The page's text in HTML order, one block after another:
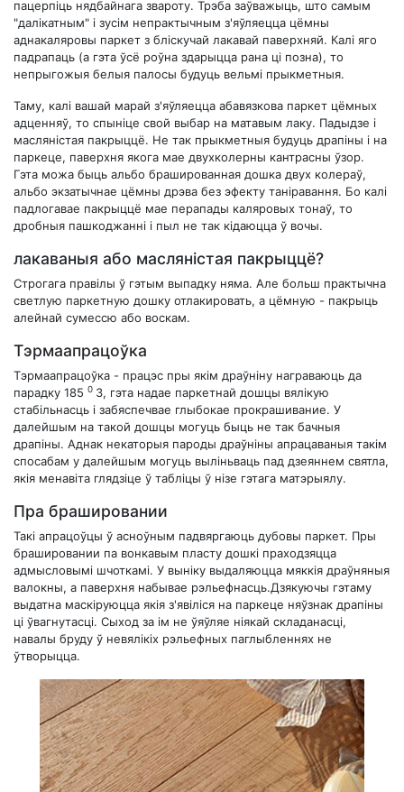
пацерпіць нядбайнага звароту. Трэба заўважыць, што самым
"далікатным" і зусім непрактычным з'яўляецца цёмны
аднакаляровы паркет з бліскучай лакавай паверхняй. Калі яго
падрапаць (а гэта ўсё роўна здарыцца рана ці позна), то
непрыгожыя белыя палосы будуць вельмі прыкметныя.
Таму, калі вашай марай з'яўляецца абавязкова паркет цёмных
адценняў, то спыніце свой выбар на матавым лаку. Падыдзе і
масляністая пакрыццё. Не так прыкметныя будуць драпіны і на
паркеце, паверхня якога мае двухколерны кантрасны ўзор.
Гэта можа быць альбо брашированная дошка двух колераў,
альбо экзатычнае цёмны дрэва без эфекту таніравання. Бо калі
падлогавае пакрыццё мае перапады каляровых тонаў, то
дробныя пашкоджанні і пыл не так кідаюцца ў вочы.
лакаваныя або масляністая пакрыццё?
Строгага правілы ў гэтым выпадку няма. Але больш практычна
светлую паркетную дошку отлакировать, а цёмную - пакрыць
алейнай сумессю або воскам.
Тэрмаапрацоўка
Тэрмаапрацоўка - працэс пры якім драўніну награваюць да
парадку 185 0 З, гэта надае паркетнай дошцы вялікую
стабільнасць і забяспечвае глыбокае прокрашивание. У
далейшым на такой дошцы могуць быць не так бачныя
драпіны. Аднак некаторыя пароды драўніны апрацаваныя такім
спосабам у далейшым могуць выліньваць пад дзеяннем святла,
якія менавіта глядзіце ў табліцы ў нізе гэтага матэрыялу.
Пра брашировании
Такі апрацоўцы ў асноўным падвяргаюць дубовы паркет. Пры
брашировании па вонкавым пласту дошкі праходзяцца
адмысловымі шчоткамі. У выніку выдаляюцца мяккія драўняныя
валокны, а паверхня набывае рэльефнасць.Дзякуючы гэтаму
выдатна маскіруюцца якія з'явіліся на паркеце няўзнак драпіны
ці ўвагнутасці. Сыход за ім не ўяўляе ніякай складанасці,
навалы бруду ў невялікіх рэльефных паглыбленнях не
ўтворыцца.